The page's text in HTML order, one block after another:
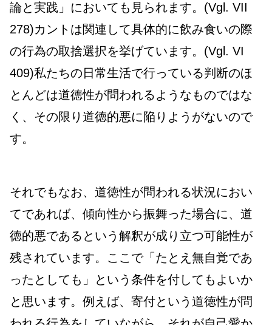
論と実践」においても見られます。(Vgl. VII
278)カントは関連して具体的に飲み食いの際
の行為の取捨選択を挙げています。(Vgl. VI
409)私たちの日常生活で行っている判断のほ
とんどは道徳性が問われるようなものではな
く、その限り道徳的悪に陥りようがないので
す。
それでもなお、道徳性が問われる状況におい
てであれば、傾向性から振舞った場合に、道
徳的悪であるという解釈が成り立つ可能性が
残されています。ここで「たとえ無自覚であ
ったとしても」という条件を付してもよいか
と思います。例えば、寄付という道徳性が問